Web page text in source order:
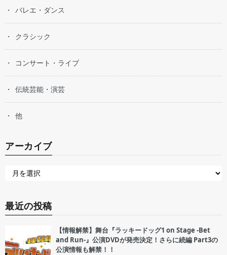
バレエ・ダンス
クラシック
コンサート・ライブ
伝統芸能・演芸
他
アーカイブ
最近の投稿
【情報解禁】舞台『ラッキードッグ1 on Stage -Bet
and Run-』公演DVDが発売決定！さらに続編 Part3の
公演情報も解禁！！